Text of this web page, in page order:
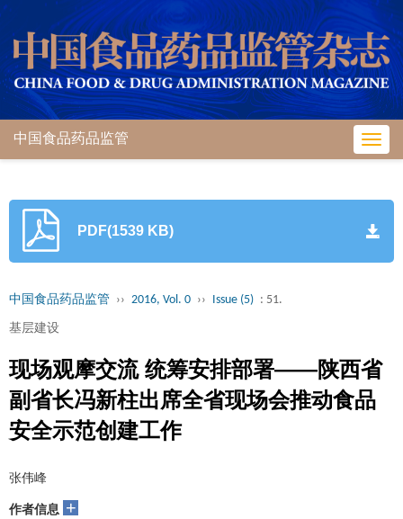
中国食品药品监管
PDF(1539 KB)
中国食品药品监管 ›› 2016, Vol. 0 ›› Issue (5) : 51.
基层建设
现场观摩交流 统筹安排部署——陕西省
副省长冯新柱出席全省现场会推动食品
安全示范创建工作
张伟峰
作者信息 +